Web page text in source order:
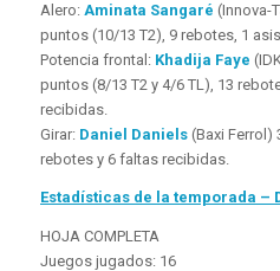
Alero: Aminata Sangaré (Innova-
puntos (10/13 T2), 9 rebotes, 1
Potencia frontal: Khadija Faye
puntos (8/13 T2 y 4/6 TL), 13
recibidas.
Girar: Daniel Daniels (Baxi Ferrol)
rebotes y 6 faltas recibidas.
Estadísticas de la temporada –
HOJA COMPLETA
Juegos jugados: 16